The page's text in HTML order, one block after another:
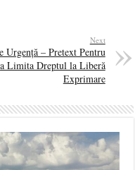
Next
Urgență – Pretext Pentru
a Limita Dreptul la Liberă
Exprimare